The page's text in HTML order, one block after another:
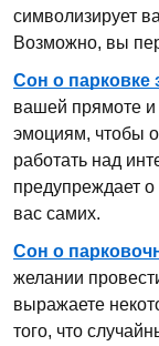
символизирует
Возможно, вы
Сон о парковке
вашей прямоте и
эмоциям, чтобы
работать над
предупреждает
вас самих.
Сон о
желании
выражаете
того, что